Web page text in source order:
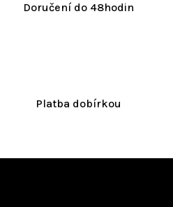
Doručení do 48hodin
Platba dobírkou